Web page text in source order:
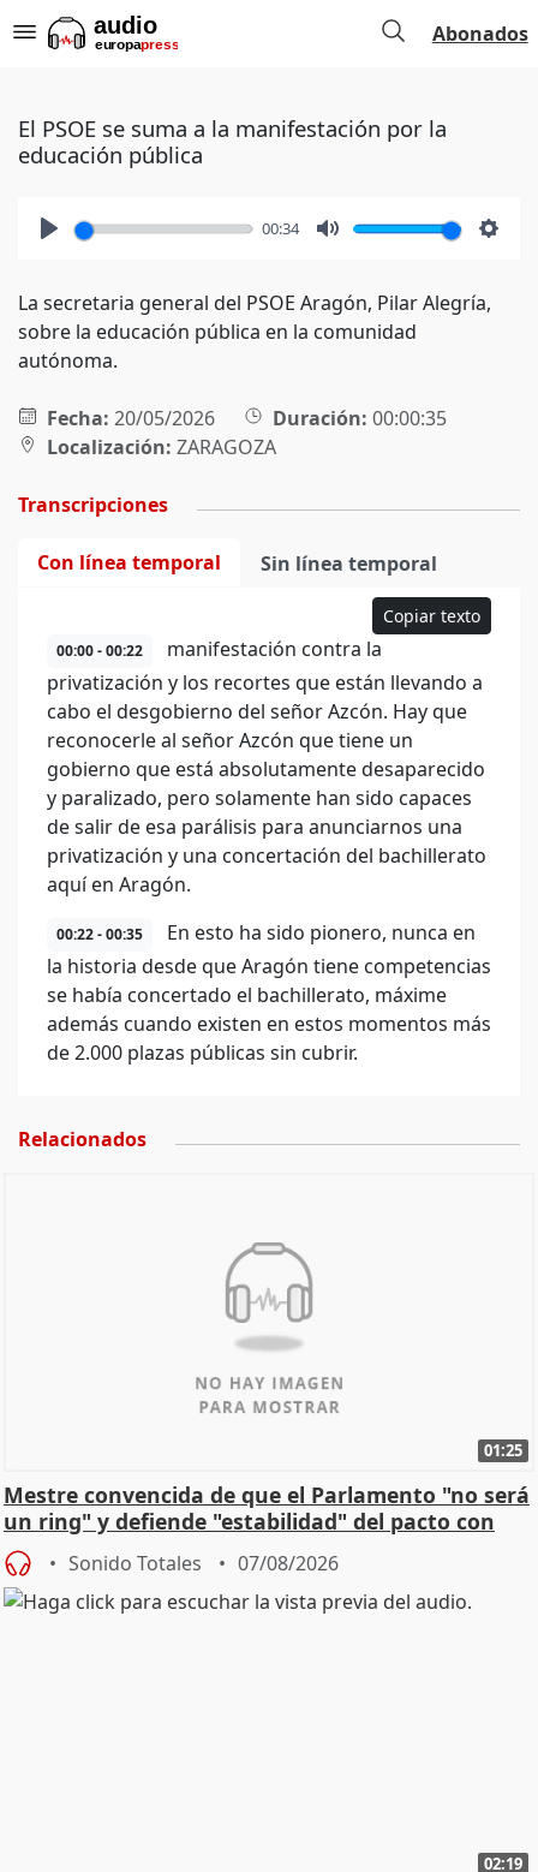
Abonados
El PSOE se suma a la manifestación por la
educación pública
00:34
La secretaria general del PSOE Aragón, Pilar Alegría,
sobre la educación pública en la comunidad
autónoma.
Fecha: 20/05/2026 Duración: 00:00:35
Localización: ZARAGOZA
Transcripciones
Con línea temporal Sin línea temporal
Copiar texto
00:00 - 00:22
manifestación contra la
privatización y los recortes que están llevando a
cabo el desgobierno del señor Azcón. Hay que
reconocerle al señor Azcón que tiene un
gobierno que está absolutamente desaparecido
y paralizado, pero solamente han sido capaces
de salir de esa parálisis para anunciarnos una
privatización y una concertación del bachillerato
aquí en Aragón.
00:22 - 00:35
En esto ha sido pionero, nunca en
la historia desde que Aragón tiene competencias
se había concertado el bachillerato, máxime
además cuando existen en estos momentos más
de 2.000 plazas públicas sin cubrir.
Relacionados
01:25
Mestre convencida de que el Parlamento "no será
un ring" y defiende "estabilidad" del pacto con
Vox
Sonido Totales 07/08/2026
02:19